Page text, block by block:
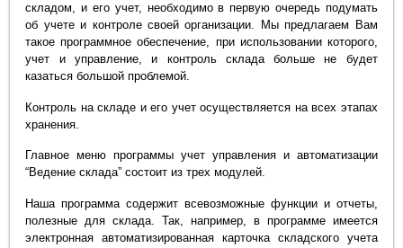
складом, и его учет, необходимо в первую очередь подумать
об учете и контроле своей организации. Мы предлагаем Вам
такое программное обеспечение, при использовании которого,
учет и управление, и контроль склада больше не будет
казаться большой проблемой.
Контроль на складе и его учет осуществляется на всех этапах
хранения.
Главное меню программы учет управления и автоматизации
“Ведение склада” состоит из трех модулей.
Наша программа содержит всевозможные функции и отчеты,
полезные для склада. Так, например, в программе имеется
электронная автоматизированная карточка складского учета